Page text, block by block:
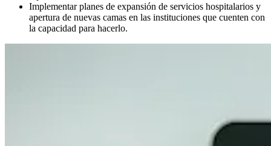
Implementar planes de expansión de servicios hospitalarios y
apertura de nuevas camas en las instituciones que cuenten con
la capacidad para hacerlo.